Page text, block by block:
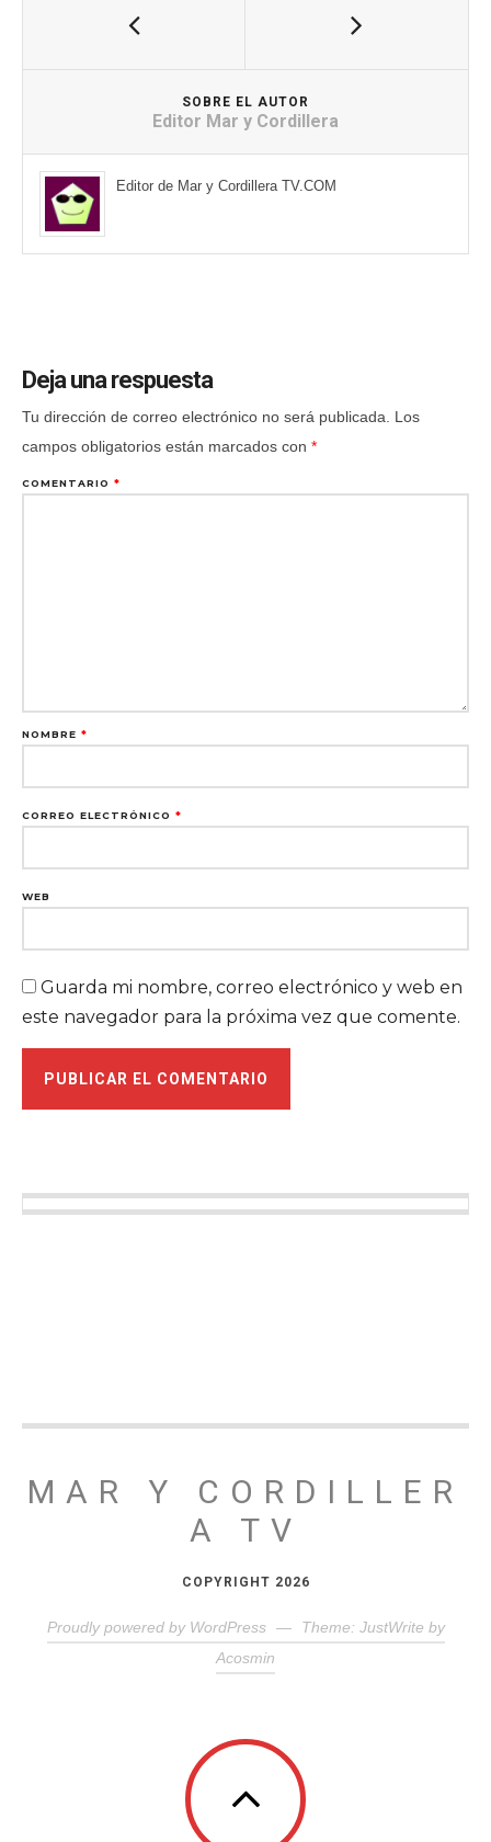
SOBRE EL AUTOR
Editor Mar y Cordillera
Editor de Mar y Cordillera TV.COM
Deja una respuesta
Tu dirección de correo electrónico no será publicada.
Los
campos obligatorios están marcados con *
COMENTARIO *
NOMBRE *
CORREO ELECTRÓNICO *
WEB
Guarda mi nombre, correo electrónico y web en
este navegador para la próxima vez que comente.
MAR Y CORDILLER
A TV
COPYRIGHT 2026
Proudly powered by WordPress —
Theme: JustWrite by
Acosmin